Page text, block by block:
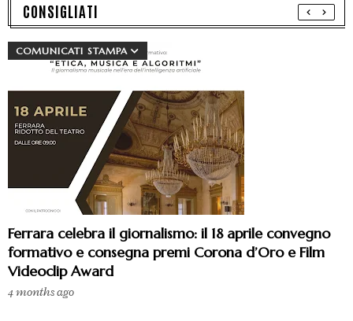
CONSIGLIATI
COMUNICATI STAMPA
Ferrara celebra il giornalismo: il 18 aprile convegno
formativo e consegna premi Corona d’Oro e Film
Videoclip Award
4 months ago